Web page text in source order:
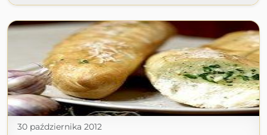
30 października 2012